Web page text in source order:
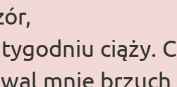
ciąży.
mnie